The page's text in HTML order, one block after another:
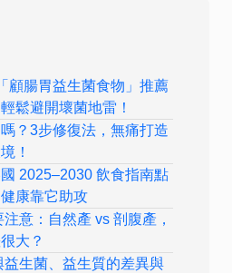
顧腸胃益生菌食物」推薦
鬆避開壞菌地雷！
？3步修復法，無痛打造
！
2025–2030 飲食指南點
康靠它助攻
意：自然產 vs 剖腹產，
大？
生菌、益生質的差異與